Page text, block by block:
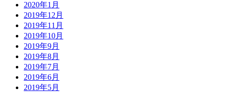
2020年1月
2019年12月
2019年11月
2019年10月
2019年9月
2019年8月
2019年7月
2019年6月
2019年5月